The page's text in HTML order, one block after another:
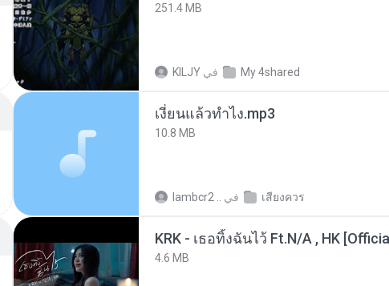
251.4 MB
KILJY في My 4shared
เงี่ยนแล้วทำไง.mp3
10.8 MB
lambcr2 .. في เสียงควร
4.6 MB